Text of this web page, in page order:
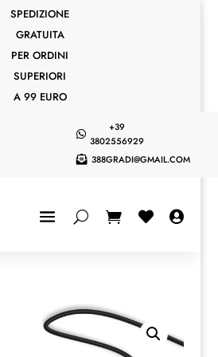
SPEDIZIONE
GRATUITA
PER ORDINI
SUPERIORI
A 99 EURO

+39
3802556929
 388GRADI@GMAIL.COM
 